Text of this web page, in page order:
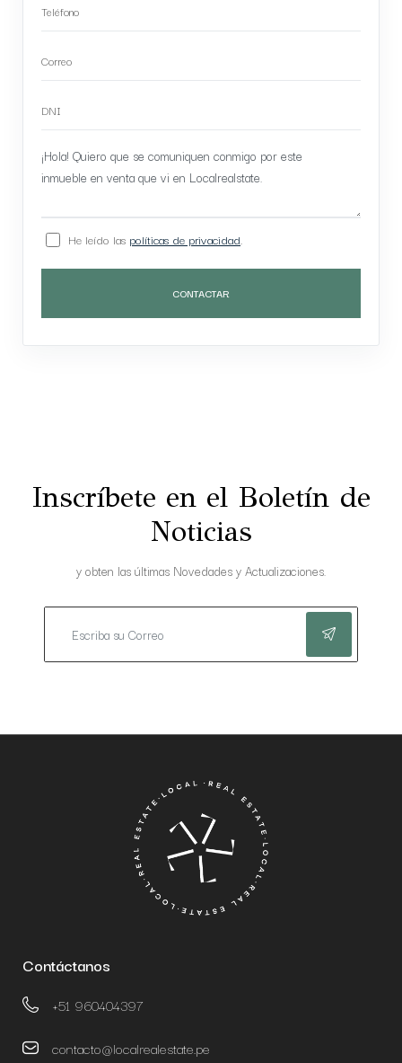
He leído las políticas de privacidad.
CONTACTAR
Inscríbete en el Boletín de
Noticias
y obten las últimas Novedades y Actualizaciones.
Contáctanos
+51 960404397
contacto@localrealestate.pe